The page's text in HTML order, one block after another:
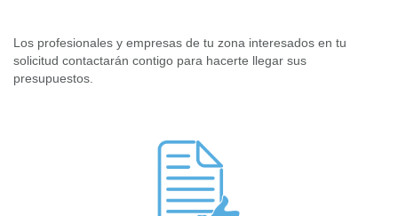
Los profesionales y empresas de tu zona interesados en tu
solicitud contactarán contigo para hacerte llegar sus
presupuestos.